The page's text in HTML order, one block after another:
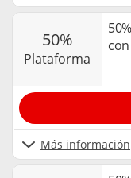
50%
plataforma
Más información